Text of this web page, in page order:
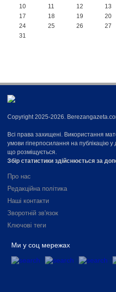
10
11 12 13
17
18 19 20
24
25 26 27
31
Copyright 2025-2026.
Всі права захищені. Використання
умови гіперпосилання на публікацію у
що розміщується.
Збір статистики здійснюється за
Про нас
Редакційна політика
Наші контакти
Зворотній зв'язок
Ключові теги
Ми у соц мережах